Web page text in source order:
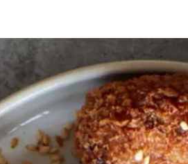
Aubergine-
Aubergine- ogog
sesamkrokettersesa
mkroketter medmed
peberfrugtdippeberf
rugtdip